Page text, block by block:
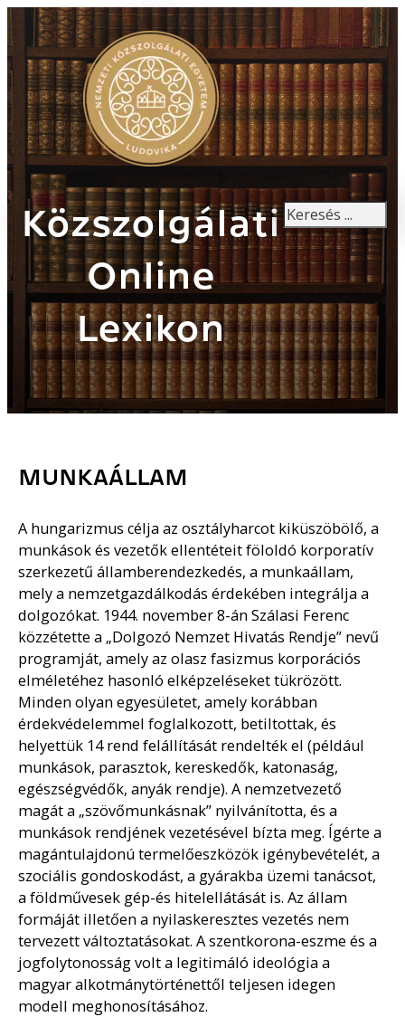
Közszolgálati
Online
Lexikon
Keresés
MUNKAÁLLAM
A hungarizmus célja az osztályharcot kiküszöbölő, a
munkások és vezetők ellentéteit föloldó korporatív
szerkezetű államberendezkedés, a munkaállam,
mely a nemzetgazdálkodás érdekében integrálja a
dolgozókat. 1944. november 8-án Szálasi Ferenc
közzétette a „Dolgozó Nemzet Hivatás Rendje” nevű
programját, amely az olasz fasizmus korporációs
elméletéhez hasonló elképzeléseket tükrözött.
Minden olyan egyesületet, amely korábban
érdekvédelemmel foglalkozott, betiltottak, és
helyettük 14 rend felállítását rendelték el (például
munkások, parasztok, kereskedők, katonaság,
egészségvédők, anyák rendje). A nemzetvezető
magát a „szövőmunkásnak” nyilvánította, és a
munkások rendjének vezetésével bízta meg. Ígérte a
magántulajdonú termelőeszközök igénybevételét, a
szociális gondoskodást, a gyárakba üzemi tanácsot,
a földművesek gép-és hitelellátását is. Az állam
formáját illetően a nyilaskeresztes vezetés nem
tervezett változtatásokat. A szentkorona-eszme és a
jogfolytonosság volt a legitimáló ideológia a
magyar alkotmánytörténettől teljesen idegen
modell meghonosításához.